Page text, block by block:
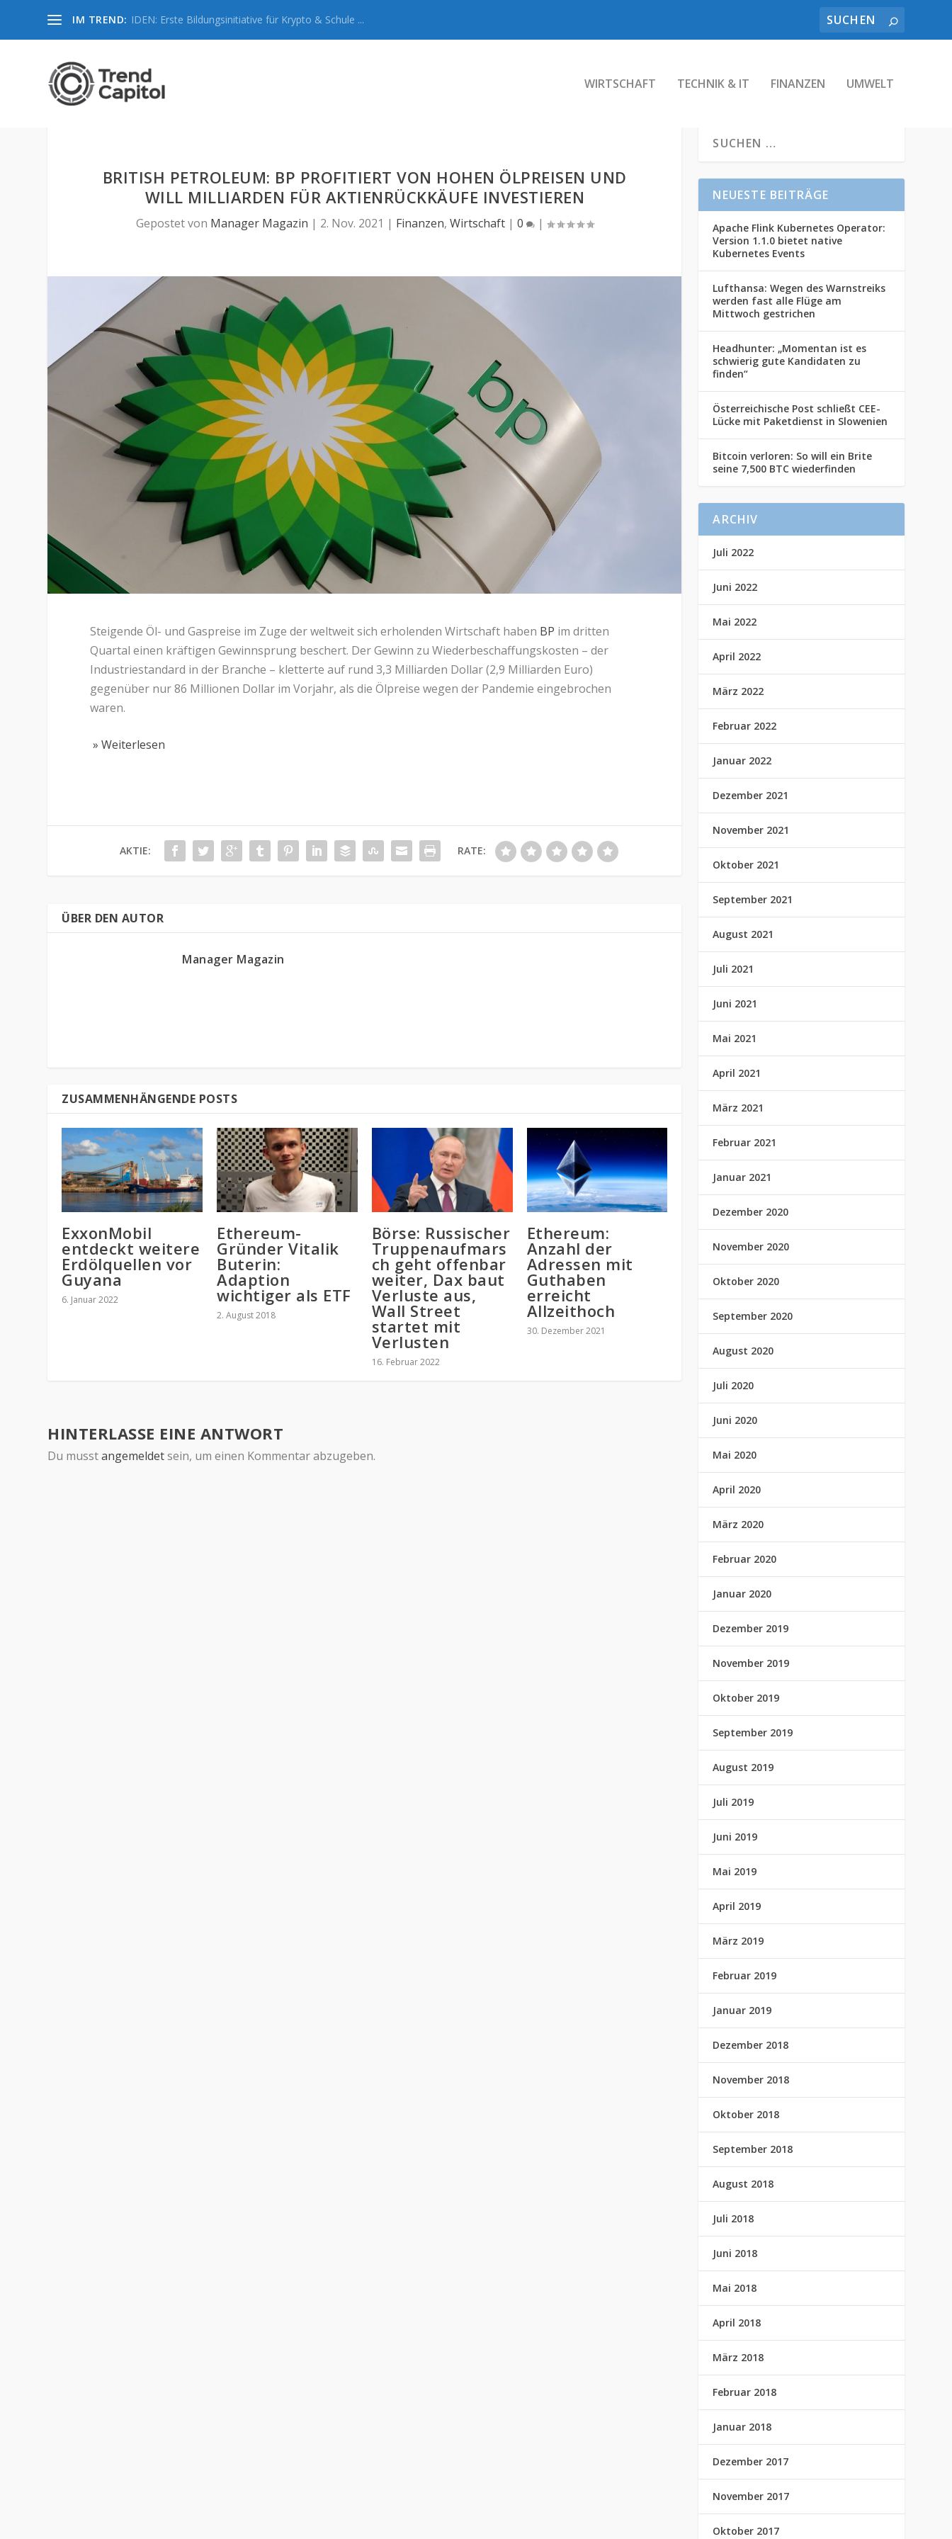
IM TREND: IDEN: Erste Bildungsinitiative für Krypto & Schule ...
WIRTSCHAFT TECHNIK & IT FINANZEN UMWELT
BRITISH PETROLEUM: BP PROFITIERT VON HOHEN ÖLPREISEN UND
WILL MILLIARDEN FÜR AKTIENRÜCKKÄUFE INVESTIEREN
Gepostet von Manager Magazin | 2. Nov. 2021 | Finanzen, Wirtschaft| 0 |
Steigende Öl- und Gaspreise im Zuge der weltweit sich erholenden Wirtschaft haben BP im dritten
Quartal einen kräftigen Gewinnsprung beschert. Der Gewinn zu Wiederbeschaffungskosten – der
Industriestandard in der Branche – kletterte auf rund 3,3 Milliarden Dollar (2,9 Milliarden Euro)
gegenüber nur 86 Millionen Dollar im Vorjahr, als die Ölpreise wegen der Pandemie eingebrochen
waren.
» Weiterlesen
AKTIE: RATE:
ÜBER DEN AUTOR
Manager Magazin
ZUSAMMENHÄNGENDE POSTS
ExxonMobil
entdeckt weitere
Erdölquellen vor
Guyana
6. Januar 2022
Ethereum-
Gründer Vitalik
Buterin:
Adaption
wichtiger als ETF
2. August 2018
Börse: Russischer
Truppenaufmars
ch geht offenbar
weiter, Dax baut
Verluste aus,
Wall Street
startet mit
Verlusten
16. Februar 2022
Ethereum:
Anzahl der
Adressen mit
Guthaben
erreicht
Allzeithoch
30. Dezember 2021
HINTERLASSE EINE ANTWORT
Du musstangemeldetsein, um einen Kommentar abzugeben.
NEUESTE BEITRÄGE
Apache Flink Kubernetes Operator:
Version 1.1.0 bietet native
Kubernetes Events
Lufthansa: Wegen des Warnstreiks
werden fast alle Flüge am
Mittwoch gestrichen
Headhunter: „Momentan ist es
schwierig gute Kandidaten zu
finden“
Österreichische Post schließt CEE-
Lücke mit Paketdienst in Slowenien
Bitcoin verloren: So will ein Brite
seine 7,500 BTC wiederfinden
ARCHIV
Juli 2022
Juni 2022
Mai 2022
April 2022
März 2022
Februar 2022
Januar 2022
Dezember 2021
November 2021
Oktober 2021
September 2021
August 2021
Juli 2021
Juni 2021
Mai 2021
April 2021
März 2021
Februar 2021
Januar 2021
Dezember 2020
November 2020
Oktober 2020
September 2020
August 2020
Juli 2020
Juni 2020
Mai 2020
April 2020
März 2020
Februar 2020
Januar 2020
Dezember 2019
November 2019
Oktober 2019
September 2019
August 2019
Juli 2019
Juni 2019
Mai 2019
April 2019
März 2019
Februar 2019
Januar 2019
Dezember 2018
November 2018
Oktober 2018
September 2018
August 2018
Juli 2018
Juni 2018
Mai 2018
April 2018
März 2018
Februar 2018
Januar 2018
Dezember 2017
November 2017
Oktober 2017